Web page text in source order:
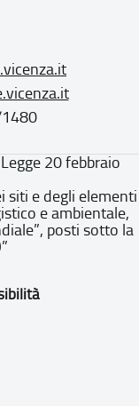
20 febbraio
siti e degli elementi
e ambientale,
posti sotto la